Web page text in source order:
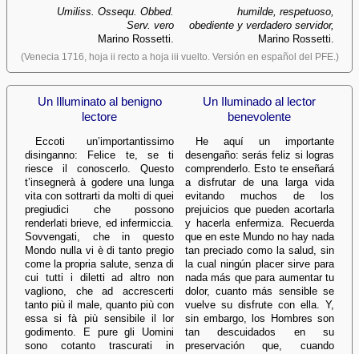
Umiliss. Ossequ. Obbed.
Serv. vero
Marino Rossetti.
humilde, respetuoso,
obediente y verdadero servidor,
Marino Rossetti.
(Venecia 1716, hoja ii recto a hoja iii vuelto. Versión en español del PFE.)
Un Illuminato al benigno
lectore
Eccoti un’importantissimo
disinganno: Felice te, se ti
riesce il conoscerlo. Questo
t’insegnerà à godere una lunga
vita con sottrarti da molti di quei
pregiudici che possono
renderlati brieve, ed infermiccia.
Sovvengati, che in questo
Mondo nulla vi è di tanto pregio
come la propria salute, senza di
cui tutti i diletti ad altro non
vagliono, che ad accrescerti
tanto più il male, quanto più con
essa si fà più sensibile il lor
godimento. E pure gli Uomini
sono cotanto trascurati in
Un Iluminado al lector
benevolente
He aquí un importante
desengaño: serás feliz si logras
comprenderlo. Esto te enseñará
a disfrutar de una larga vida
evitando muchos de los
prejuicios que pueden acortarla
y hacerla enfermiza. Recuerda
que en este Mundo no hay nada
tan preciado como la salud, sin
la cual ningún placer sirve para
nada más que para aumentar tu
dolor, cuanto más sensible se
vuelve su disfrute con ella. Y,
sin embargo, los Hombres son
tan descuidados en su
preservación que, cuando